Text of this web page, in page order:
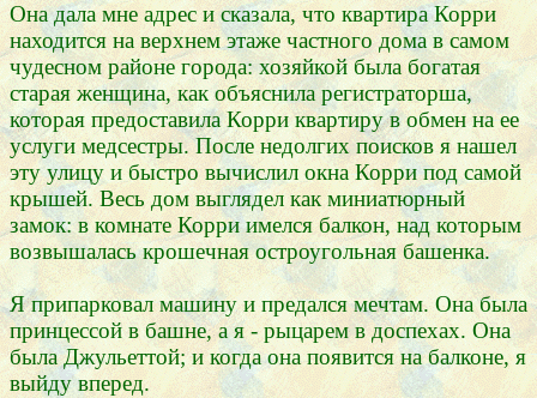
Она дала мне адрес и сказала, что квартира Корри
находится на верхнем этаже частного дома в самом
чудесном районе города: хозяйкой была богатая
старая женщина, как объяснила регистраторша,
которая предоставила Корри квартиру в обмен на ее
услуги медсестры. После недолгих поисков я нашел
эту улицу и быстро вычислил окна Корри под самой
крышей. Весь дом выглядел как миниатюрный
замок: в комнате Корри имелся балкон, над которым
возвышалась крошечная остроугольная башенка.
Я припарковал машину и предался мечтам. Она была
принцессой в башне, а я - рыцарем в доспехах. Она
была Джульеттой; и когда она появится на балконе, я
выйду вперед.